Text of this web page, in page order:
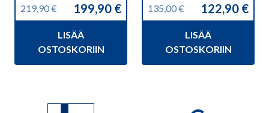
219,90€
Alkuperäinen
hinta
219,90 €.
199,90 €
Nykyinen
hinta
199,90 €.
LISÄÄ
OSTOSKORIIN
135,00€
Alkuperäinen
hinta
135,00 €.
122,90 €
Nykyinen
hinta
122,90 €.
LISÄÄ
OSTOSKORIIN